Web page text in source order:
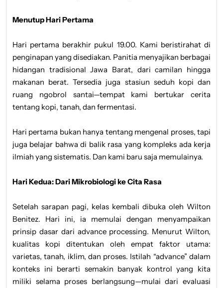
Menutup Hari Pertama
Hari pertama berakhir pukul 19.00. Kami beristirahat di
penginapan yang disediakan. Panitia menyajikan berbagai
hidangan tradisional Jawa Barat, dari camilan hingga
makanan berat. Tersedia juga stasiun seduh kopi dan
ruang ngobrol santai—tempat kami bertukar cerita
tentang kopi, tanah, dan fermentasi.
Hari pertama bukan hanya tentang mengenal proses, tapi
juga belajar bahwa di balik rasa yang kompleks ada kerja
ilmiah yang sistematis. Dan kami baru saja memulainya.
Hari Kedua: Dari Mikrobiologi ke Cita Rasa
Setelah sarapan pagi, kelas kembali dibuka oleh Wilton
Benitez. Hari ini, ia memulai dengan menyampaikan
prinsip dasar dari advance processing. Menurut Wilton,
kualitas kopi ditentukan oleh empat faktor utama:
varietas, tanah, iklim, dan proses. Istilah “advance” dalam
konteks ini berarti semakin banyak kontrol yang kita
miliki selama proses berlangsung—mulai dari evaluasi